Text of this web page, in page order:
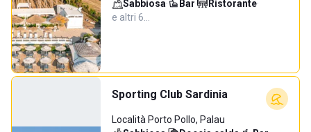
Sabbiosa· Bar· Ristorante·
e altri 6…
Sporting Club Sardinia
Località Porto Pollo, Palau